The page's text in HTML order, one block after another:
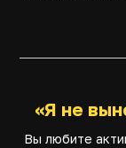
«Я не
Вы любите